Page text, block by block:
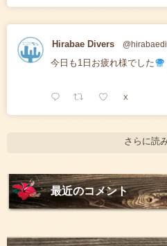
Hirabae Divers
今日も1日お疲れ様でした
X
さらに読
最近のコメント